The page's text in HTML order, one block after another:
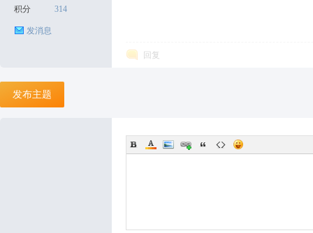
积分 314
发消息
回复
发布主题